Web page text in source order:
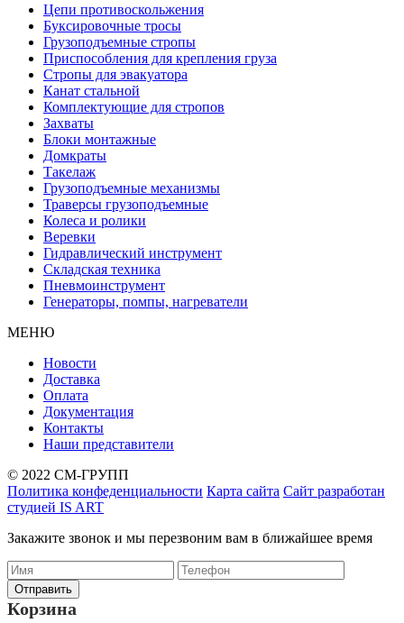
Цепи противоскольжения
Буксировочные тросы
Грузоподъемные стропы
Приспособления для крепления груза
Стропы для эвакуатора
Канат стальной
Комплектующие для стропов
Захваты
Блоки монтажные
Домкраты
Такелаж
Грузоподъемные механизмы
Траверсы грузоподъемные
Колеса и ролики
Веревки
Гидравлический инструмент
Складская техника
Пневмоинструмент
Генераторы, помпы, нагреватели
МЕНЮ
Новости
Доставка
Оплата
Документация
Контакты
Наши представители
© 2022 СМ-ГРУПП
Политика конфеденциальности Карта сайта Сайт разработан
студией IS ART
Закажите звонок и мы перезвоним вам в ближайшее время
Корзина